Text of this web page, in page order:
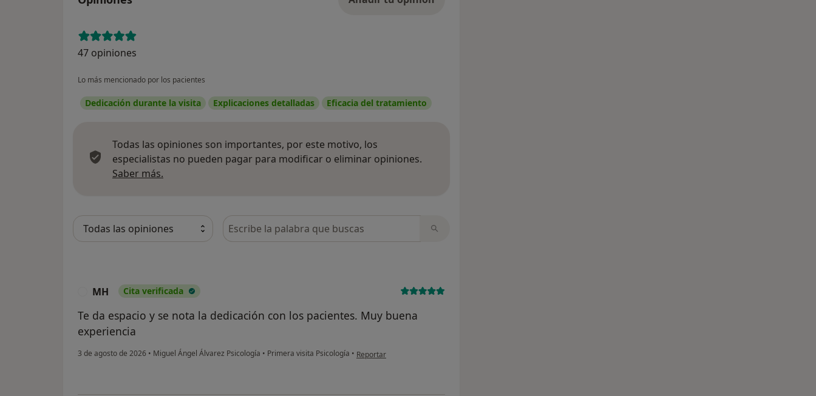
47 opiniones
Lo más mencionado por los pacientes
Dedicación durante la visita Explicaciones detalladas Eficacia del tratamiento
Todas las opiniones son importantes, por este motivo, los
especialistas no pueden pagar para modificar o eliminar opiniones.
Saber más.
Busca en opiniones
MH Cita verificada
Te da espacio y se nota la dedicación con los pacientes. Muy buena
experiencia
3 de agosto de 2026 • Miguel Ángel Álvarez Psicología • Primera visita Psicología • en opinión del usuario MH
Reportar